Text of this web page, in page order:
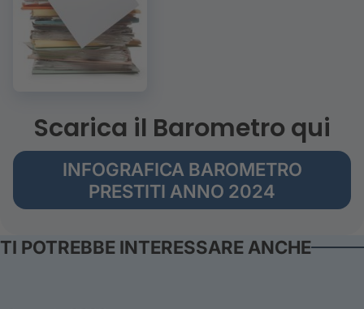
Scarica il Barometro qui
INFOGRAFICA BAROMETRO
PRESTITI ANNO 2024
TI POTREBBE INTERESSARE ANCHE